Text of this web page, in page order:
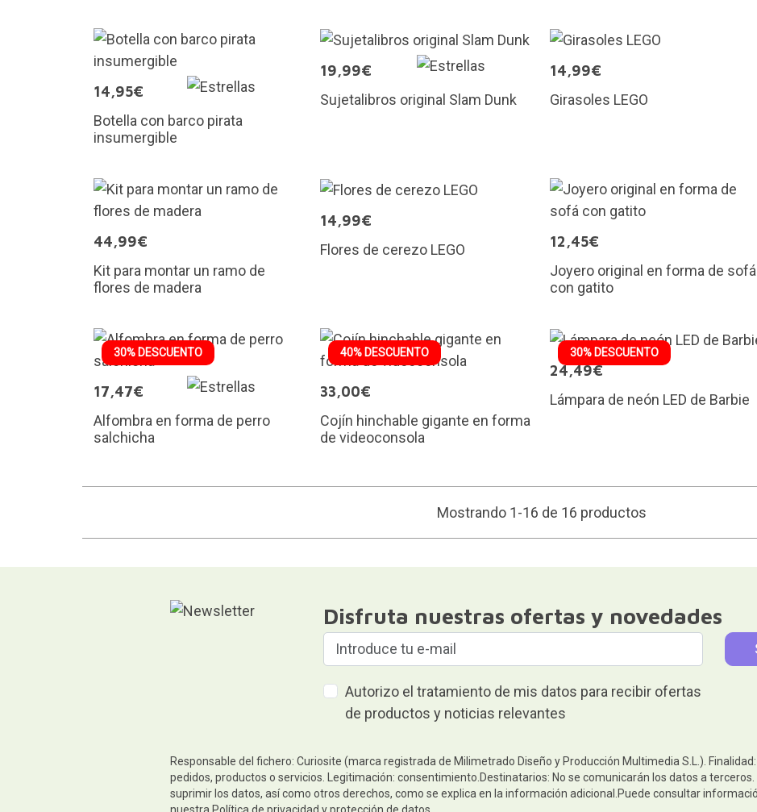
14,95€
Botella con barco pirata
insumergible
19,99€
Sujetalibros original Slam Dunk
14,99€
Girasoles LEGO
44,99€
Kit para montar un ramo de
flores de madera
14,99€
Flores de cerezo LEGO
12,45€
Joyero original en forma de sofá
con gatito
30% DESCUENTO
17,47€
Alfombra en forma de perro
salchicha
40% DESCUENTO
33,00€
Cojín hinchable gigante en forma
de videoconsola
30% DESCUENTO
24,49€
Lámpara de neón LED de Barbie
Mostrando 1-16 de 16 productos
Disfruta nuestras ofertas y novedades
Autorizo el tratamiento de mis datos para recibir ofertas
de productos y noticias relevantes
Responsable del fichero: Curiosite (marca registrada de Milimetrado Diseño y Producción Multimedia S.L.).
pedidos, productos o servicios. Legitimación: consentimiento.Destinatarios: No se comunicarán los datos a
suprimir los datos, así como otros derechos, como se explica en la información adicional.Puede consultar
nuestra Política de privacidad y protección de datos